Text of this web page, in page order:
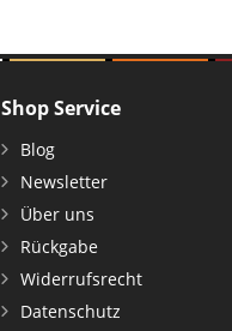
Shop Service
Blog
Newsletter
Über uns
Rückgabe
Widerrufsrecht
Datenschutz